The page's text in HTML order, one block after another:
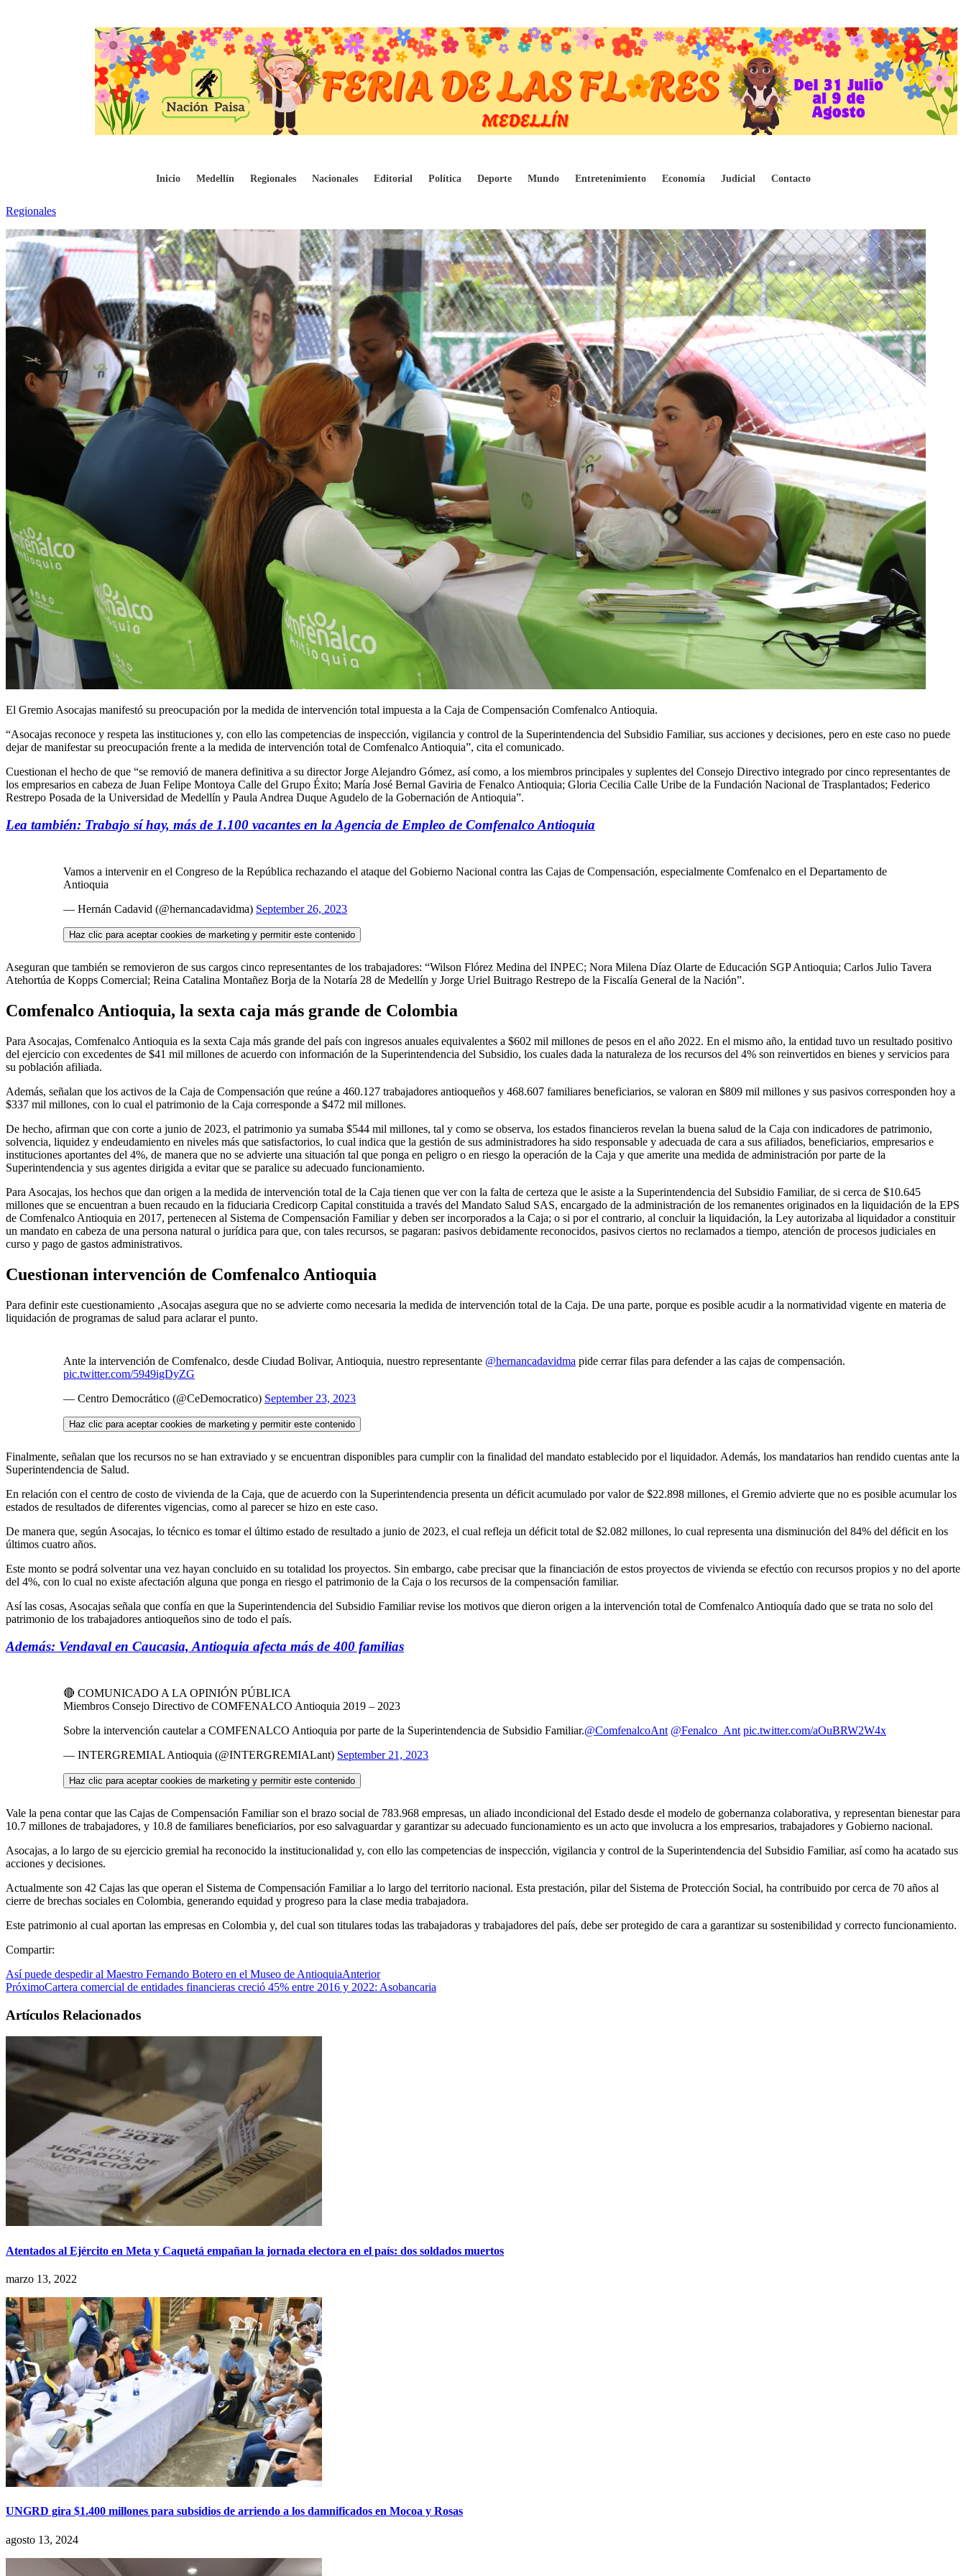
Inicio Medellín Regionales Nacionales Editorial Política Deporte Mundo Entretenimiento Economía Judicial Contacto
Asocajas cuestiona intervención total de Comfenalco Antioquia
Regionales
El Gremio Asocajas manifestó su preocupación por la medida de intervención total impuesta a la Caja de Compensación Comfenalco Antioquia.
“Asocajas reconoce y respeta las instituciones y, con ello las competencias de inspección, vigilancia y control de la Superintendencia del Subsidio Familiar, sus acciones y decisiones, pero en este caso no puede
dejar de manifestar su preocupación frente a la medida de intervención total de Comfenalco Antioquia”, cita el comunicado.
Cuestionan el hecho de que “se removió de manera definitiva a su director Jorge Alejandro Gómez, así como, a los miembros principales y suplentes del Consejo Directivo integrado por cinco representantes de
los empresarios en cabeza de Juan Felipe Montoya Calle del Grupo Éxito; María José Bernal Gaviria de Fenalco Antioquia; Gloria Cecilia Calle Uribe de la Fundación Nacional de Trasplantados; Federico
Restrepo Posada de la Universidad de Medellín y Paula Andrea Duque Agudelo de la Gobernación de Antioquia”.
Lea también: Trabajo sí hay, más de 1.100 vacantes en la Agencia de Empleo de Comfenalco Antioquia
Vamos a intervenir en el Congreso de la República rechazando el ataque del Gobierno Nacional contra las Cajas de Compensación, especialmente Comfenalco en el Departamento de
Antioquia
— Hernán Cadavid (@hernancadavidma) September 26, 2023
Haz clic para aceptar cookies de marketing y permitir este contenido
Aseguran que también se removieron de sus cargos cinco representantes de los trabajadores: “Wilson Flórez Medina del INPEC; Nora Milena Díaz Olarte de Educación SGP Antioquia; Carlos Julio Tavera
Atehortúa de Kopps Comercial; Reina Catalina Montañez Borja de la Notaría 28 de Medellín y Jorge Uriel Buitrago Restrepo de la Fiscalía General de la Nación”.
Comfenalco Antioquia, la sexta caja más grande de Colombia
Para Asocajas, Comfenalco Antioquia es la sexta Caja más grande del país con ingresos anuales equivalentes a $602 mil millones de pesos en el año 2022. En el mismo año, la entidad tuvo un resultado positivo
del ejercicio con excedentes de $41 mil millones de acuerdo con información de la Superintendencia del Subsidio, los cuales dada la naturaleza de los recursos del 4% son reinvertidos en bienes y servicios para
su población afiliada.
Además, señalan que los activos de la Caja de Compensación que reúne a 460.127 trabajadores antioqueños y 468.607 familiares beneficiarios, se valoran en $809 mil millones y sus pasivos corresponden hoy a
$337 mil millones, con lo cual el patrimonio de la Caja corresponde a $472 mil millones.
De hecho, afirman que con corte a junio de 2023, el patrimonio ya sumaba $544 mil millones, tal y como se observa, los estados financieros revelan la buena salud de la Caja con indicadores de patrimonio,
solvencia, liquidez y endeudamiento en niveles más que satisfactorios, lo cual indica que la gestión de sus administradores ha sido responsable y adecuada de cara a sus afiliados, beneficiarios, empresarios e
instituciones aportantes del 4%, de manera que no se advierte una situación tal que ponga en peligro o en riesgo la operación de la Caja y que amerite una medida de administración por parte de la
Superintendencia y sus agentes dirigida a evitar que se paralice su adecuado funcionamiento.
Para Asocajas, los hechos que dan origen a la medida de intervención total de la Caja tienen que ver con la falta de certeza que le asiste a la Superintendencia del Subsidio Familiar, de si cerca de $10.645
millones que se encuentran a buen recaudo en la fiduciaria Credicorp Capital constituida a través del Mandato Salud SAS, encargado de la administración de los remanentes originados en la liquidación de la EPS
de Comfenalco Antioquia en 2017, pertenecen al Sistema de Compensación Familiar y deben ser incorporados a la Caja; o si por el contrario, al concluir la liquidación, la Ley autorizaba al liquidador a constituir
un mandato en cabeza de una persona natural o jurídica para que, con tales recursos, se pagaran: pasivos debidamente reconocidos, pasivos ciertos no reclamados a tiempo, atención de procesos judiciales en
curso y pago de gastos administrativos.
Cuestionan intervención de Comfenalco Antioquia
Para definir este cuestionamiento ,Asocajas asegura que no se advierte como necesaria la medida de intervención total de la Caja. De una parte, porque es posible acudir a la normatividad vigente en materia de
liquidación de programas de salud para aclarar el punto.
Ante la intervención de Comfenalco, desde Ciudad Bolivar, Antioquia, nuestro representante @hernancadavidma pide cerrar filas para defender a las cajas de compensación.
pic.twitter.com/5949igDyZG
— Centro Democrático (@CeDemocratico) September 23, 2023
Haz clic para aceptar cookies de marketing y permitir este contenido
Finalmente, señalan que los recursos no se han extraviado y se encuentran disponibles para cumplir con la finalidad del mandato establecido por el liquidador. Además, los mandatarios han rendido cuentas ante la
Superintendencia de Salud.
En relación con el centro de costo de vivienda de la Caja, que de acuerdo con la Superintendencia presenta un déficit acumulado por valor de $22.898 millones, el Gremio advierte que no es posible acumular los
estados de resultados de diferentes vigencias, como al parecer se hizo en este caso.
De manera que, según Asocajas, lo técnico es tomar el último estado de resultado a junio de 2023, el cual refleja un déficit total de $2.082 millones, lo cual representa una disminución del 84% del déficit en los
últimos cuatro años.
Este monto se podrá solventar una vez hayan concluido en su totalidad los proyectos. Sin embargo, cabe precisar que la financiación de estos proyectos de vivienda se efectúo con recursos propios y no del aporte
del 4%, con lo cual no existe afectación alguna que ponga en riesgo el patrimonio de la Caja o los recursos de la compensación familiar.
Así las cosas, Asocajas señala que confía en que la Superintendencia del Subsidio Familiar revise los motivos que dieron origen a la intervención total de Comfenalco Antioquía dado que se trata no solo del
patrimonio de los trabajadores antioqueños sino de todo el país.
Además: Vendaval en Caucasia, Antioquia afecta más de 400 familias
🔴 COMUNICADO A LA OPINIÓN PÚBLICA
Miembros Consejo Directivo de COMFENALCO Antioquia 2019 – 2023
Sobre la intervención cautelar a COMFENALCO Antioquia por parte de la Superintendencia de Subsidio Familiar.@ComfenalcoAnt @Fenalco_Ant pic.twitter.com/aOuBRW2W4x
— INTERGREMIAL Antioquia (@INTERGREMIALant) September 21, 2023
Haz clic para aceptar cookies de marketing y permitir este contenido
Vale la pena contar que las Cajas de Compensación Familiar son el brazo social de 783.968 empresas, un aliado incondicional del Estado desde el modelo de gobernanza colaborativa, y representan bienestar para
10.7 millones de trabajadores, y 10.8 de familiares beneficiarios, por eso salvaguardar y garantizar su adecuado funcionamiento es un acto que involucra a los empresarios, trabajadores y Gobierno nacional.
Asocajas, a lo largo de su ejercicio gremial ha reconocido la institucionalidad y, con ello las competencias de inspección, vigilancia y control de la Superintendencia del Subsidio Familiar, así como ha acatado sus
acciones y decisiones.
Actualmente son 42 Cajas las que operan el Sistema de Compensación Familiar a lo largo del territorio nacional. Esta prestación, pilar del Sistema de Protección Social, ha contribuido por cerca de 70 años al
cierre de brechas sociales en Colombia, generando equidad y progreso para la clase media trabajadora.
Este patrimonio al cual aportan las empresas en Colombia y, del cual son titulares todas las trabajadoras y trabajadores del país, debe ser protegido de cara a garantizar su sostenibilidad y correcto funcionamiento.
Compartir:
Así puede despedir al Maestro Fernando Botero en el Museo de AntioquiaAnterior
PróximoCartera comercial de entidades financieras creció 45% entre 2016 y 2022: Asobancaria
Artículos Relacionados
Atentados al Ejército en Meta y Caquetá empañan la jornada electora en el país: dos soldados muertos
marzo 13, 2022
UNGRD gira $1.400 millones para subsidios de arriendo a los damnificados en Mocoa y Rosas
agosto 13, 2024